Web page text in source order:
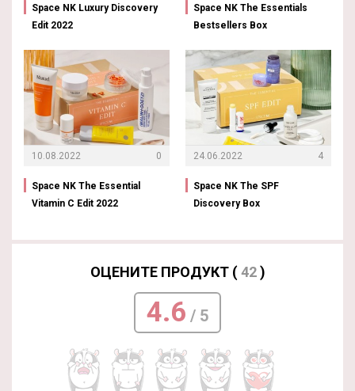
Space NK Luxury Discovery
Edit 2022
10.08.2022 0
Space NK The Essential
Vitamin C Edit 2022
Space NK The Essentials
Bestsellers Box
24.06.2022 4
Space NK The SPF
Discovery Box
ОЦЕНИТЕ ПРОДУКТ (42)
4.6 / 5